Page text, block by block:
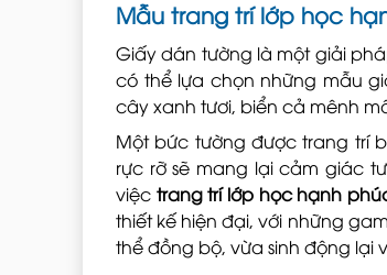
Mẫu trang trí lớp học
Giấy dán tường là một giải
có thể lựa chọn những mẫu
cây xanh tươi, biển cả mênh
Một bức tường được trang trí
rực rỡ sẽ mang lại cảm giác
việc trang trí lớp học hạnh
thiết kế hiện đại, với những
thể đồng bộ, vừa sinh động lại